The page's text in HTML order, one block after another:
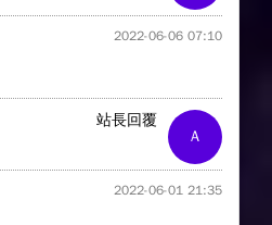
2022-06-06 07:10
A
站長回覆
2022-06-01 21:35